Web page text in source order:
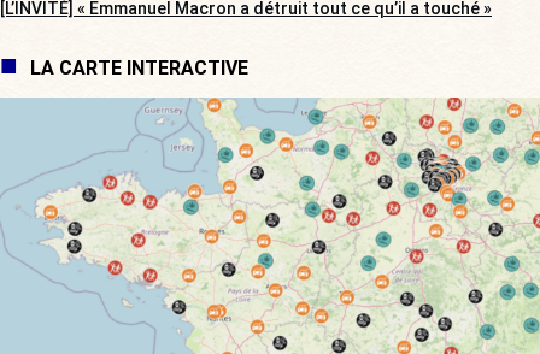
[L’INVITÉ] « Emmanuel Macron a détruit tout ce qu’il a touché »
LA CARTE INTERACTIVE